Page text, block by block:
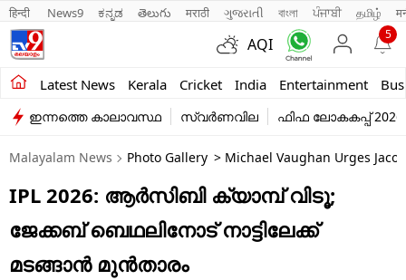
हिन्दी News9 ಕನ್ನಡ తెలుగు मराठी ગુજરાતી বাংলা ਪੰਜਾਬੀ தமிழ்
AQI
5
Latest News Kerala Cricket India Entertainment
Kerala
India
Entertainment
Business
Education
ഇന്നത്തെ കാലാവസ്ഥ സ്വർണവില ഫിഫ ലോകകപ്പ് 2026
Malayalam News Photo Gallery > Michael Vaughan Urges
IPL 2026: ആര്‍സിബി ക്യാമ്പ് വിടൂ;
ജേക്കബ് ബെഥലിനോട് നാട്ടിലേക്ക്
മടങ്ങാന്‍ മുന്‍താരം